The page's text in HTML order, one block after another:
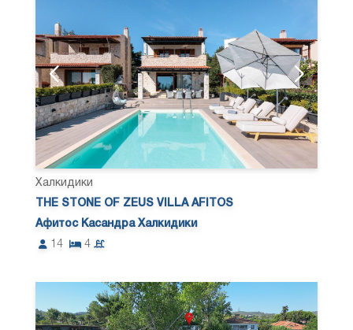
Халкидики
THE STONE OF ZEUS VILLA AFITOS
Афитос Касандра Халкидики
14
4